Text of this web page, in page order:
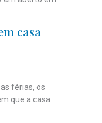
casa
férias, os
que a casa